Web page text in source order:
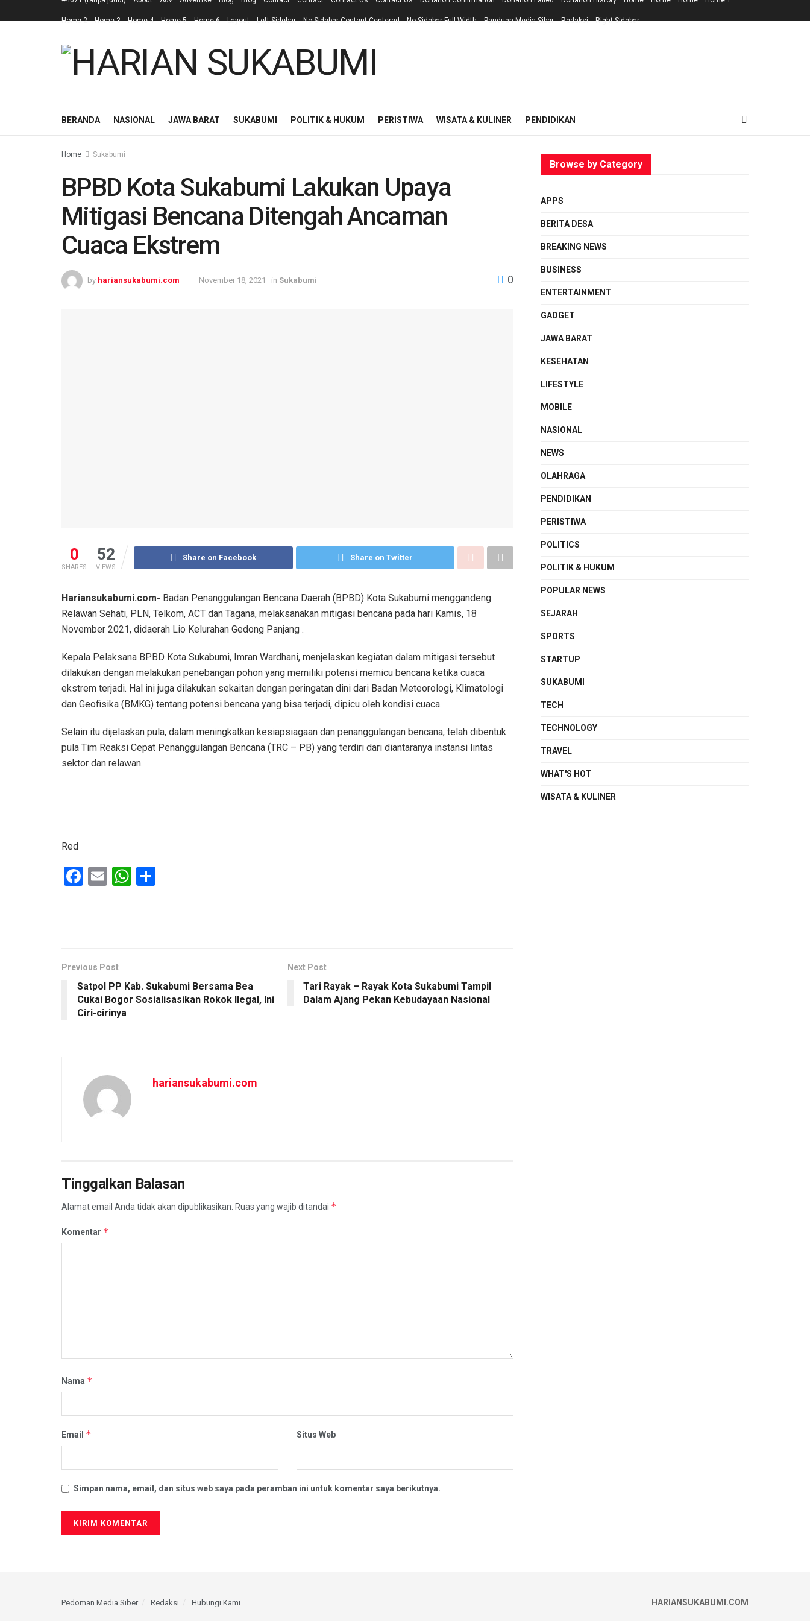
Home 2 Home 3 Home 4 Home 5 Home 6 Layout Left Sidebar No Sidebar Content Centered No Sidebar Full Width Panduan Media Siber Redaksi Right Sidebar
BERANDA NASIONAL JAWA BARAT SUKABUMI POLITIK & HUKUM PERISTIWA WISATA & KULINER PENDIDIKAN
Home Sukabumi
BPBD Kota Sukabumi Lakukan Upaya
Mitigasi Bencana Ditengah Ancaman
Cuaca Ekstrem
by hariansukabumi.com November 18, 2021 in Sukabumi 0
0
SHARES
52
VIEWS
Share on Facebook Share on Twitter
Hariansukabumi.com- Badan Penanggulangan Bencana Daerah (BPBD) Kota Sukabumi menggandeng
Relawan Sehati, PLN, Telkom, ACT dan Tagana, melaksanakan mitigasi bencana pada hari Kamis, 18
November 2021, didaerah Lio Kelurahan Gedong Panjang .
Kepala Pelaksana BPBD Kota Sukabumi, Imran Wardhani, menjelaskan kegiatan dalam mitigasi tersebut
dilakukan dengan melakukan penebangan pohon yang memiliki potensi memicu bencana ketika cuaca
ekstrem terjadi. Hal ini juga dilakukan sekaitan dengan peringatan dini dari Badan Meteorologi, Klimatologi
dan Geofisika (BMKG) tentang potensi bencana yang bisa terjadi, dipicu oleh kondisi cuaca.
Selain itu dijelaskan pula, dalam meningkatkan kesiapsiagaan dan penanggulangan bencana, telah dibentuk
pula Tim Reaksi Cepat Penanggulangan Bencana (TRC – PB) yang terdiri dari diantaranya instansi lintas
sektor dan relawan.
Red
F
o
k
E
W
p
Previous Post
Satpol PP Kab. Sukabumi Bersama Bea
Cukai Bogor Sosialisasikan Rokok Ilegal, Ini
Ciri-cirinya
Next Post
Tari Rayak – Rayak Kota Sukabumi Tampil
Dalam Ajang Pekan Kebudayaan Nasional
hariansukabumi.com
Tinggalkan Balasan
Alamat email Anda tidak akan dipublikasikan. Ruas yang wajib ditandai *
Komentar *
Nama *
Email * Situs Web
Simpan nama, email, dan situs web saya pada peramban ini untuk komentar saya berikutnya.
Browse by Category
APPS
BERITA DESA
BREAKING NEWS
BUSINESS
ENTERTAINMENT
GADGET
JAWA BARAT
KESEHATAN
LIFESTYLE
MOBILE
NASIONAL
NEWS
OLAHRAGA
PENDIDIKAN
PERISTIWA
POLITICS
POLITIK & HUKUM
POPULAR NEWS
SEJARAH
SPORTS
STARTUP
SUKABUMI
TECH
TECHNOLOGY
TRAVEL
WHAT'S HOT
WISATA & KULINER
Pedoman Media Siber Redaksi Hubungi Kami HARIANSUKABUMI.COM